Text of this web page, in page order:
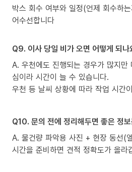
박스 회수 여부와 일정(언제 회수하
어수선합니다
Q9. 이사 당일 비가 오면 어떻게 되나
A. 우천에도 진행되는 경우가 많지만
심이라 시간이 늘 수 있습니다.
우천 등 날씨 상황에 따라 작업 시간
Q10. 문의 전에 정리해두면 좋은 정
A. 물건량 파악용 사진 + 현장 동선(
시간을 준비하면 견적 정확도가 올라